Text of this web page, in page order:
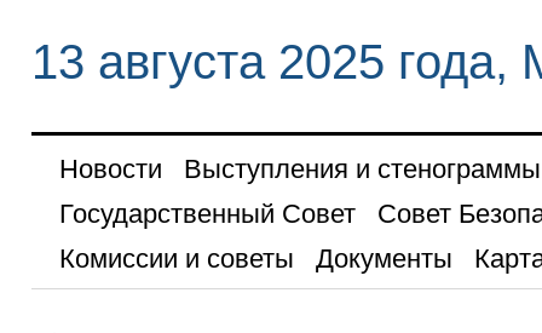
13 августа 2025
Новости
Выступления и стенограммы
Государственный Совет
Совет
Комиссии и советы
Документы